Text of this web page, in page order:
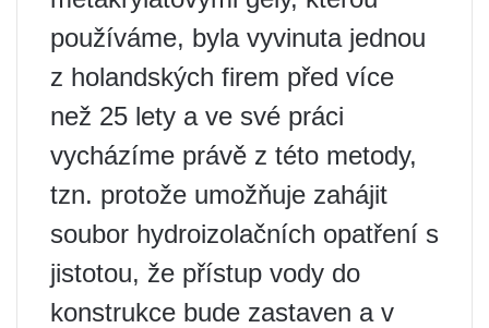
používáme, byla vyvinuta jednou
z holandských firem před více
než 25 lety a ve své práci
vycházíme právě z této metody,
tzn. protože umožňuje zahájit
soubor hydroizolačních opatření s
jistotou, že přístup vody do
konstrukce bude zastaven a v